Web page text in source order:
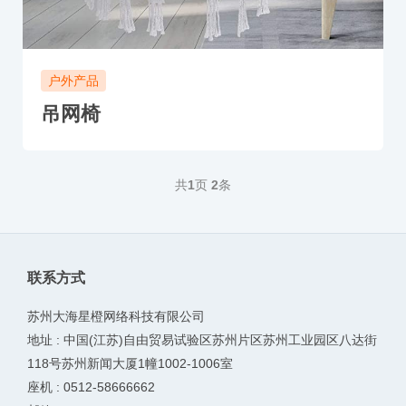
户外产品
吊网椅
共1页 2条
联系方式
苏州大海星橙网络科技有限公司
地址 : 中国(江苏)自由贸易试验区苏州片区苏州工业园区八达街
118号苏州新闻大厦1幢1002-1006室
座机 : 0512-58666662